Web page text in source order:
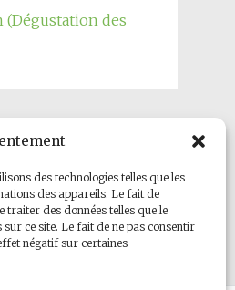
des technologies telles que les
des appareils. Le fait de
traiter des données telles que le
ce site. Le fait de ne pas consentir
négatif sur certaines
(Dégustation des
Facebook